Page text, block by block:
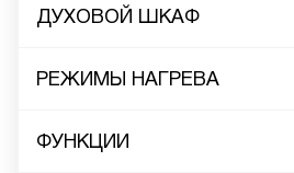
ДУХОВОЙ ШКАФ
РЕЖИМЫ НАГРЕВА
ФУНКЦИИ